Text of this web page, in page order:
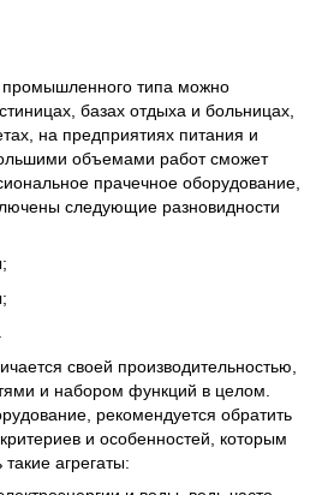
промышленного типа можно
базах отдыха и больницах,
на предприятиях питания и
объемами работ сможет
прачечное оборудование,
следующие разновидности
своей производительностью,
и набором функций в целом.
рекомендуется обратить
и особенностей, которым
агрегаты: